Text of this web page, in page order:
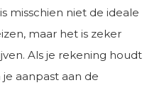
misschien niet de ideale
maar het is zeker
Als je rekening houdt
aanpast aan de